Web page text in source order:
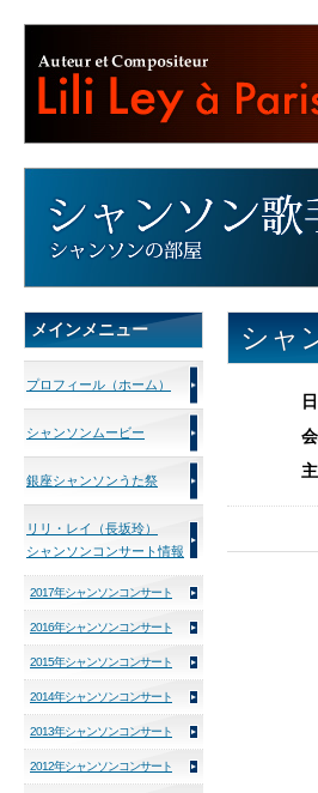
シャ
メインメニュー
プロフィール（ホーム）
シャンソンムービー
銀座シャンソンうた祭
リリ・レイ（長坂玲）
シャンソンコンサート情報
2017年シャンソンコンサート
2016年シャンソンコンサート
2015年シャンソンコンサート
2014年シャンソンコンサート
2013年シャンソンコンサート
2012年シャンソンコンサート